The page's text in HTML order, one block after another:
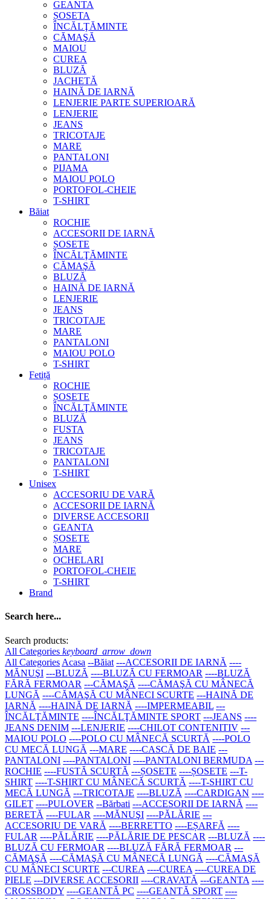
GEANTA
ȘOSETA
ÎNCĂLŢĂMINTE
CĂMAŞĂ
MAIOU
CUREA
BLUZĂ
JACHETĂ
HAINĂ DE IARNĂ
LENJERIE PARTE SUPERIOARĂ
LENJERIE
JEANS
TRICOTAJE
MARE
PANTALONI
PIJAMA
MAIOU POLO
PORTOFOL-CHEIE
T-SHIRT
Băiat
ROCHIE
ACCESORII DE IARNĂ
ȘOSETE
ÎNCĂLŢĂMINTE
CĂMAŞĂ
BLUZĂ
HAINĂ DE IARNĂ
LENJERIE
JEANS
TRICOTAJE
MARE
PANTALONI
MAIOU POLO
T-SHIRT
Fetiță
ROCHIE
ȘOSETE
ÎNCĂLŢĂMINTE
BLUZĂ
FUSTA
JEANS
TRICOTAJE
PANTALONI
T-SHIRT
Unisex
ACCESORIU DE VARĂ
ACCESORII DE IARNĂ
DIVERSE ACCESORII
GEANTA
ȘOSETE
MARE
OCHELARI
PORTOFOL-CHEIE
T-SHIRT
Brand
Search here...
Search products:
All Categories keyboard_arrow_down
All Categories Acasa --Băiat ---ACCESORII DE IARNĂ ----
MĂNUŞI ---BLUZĂ ----BLUZĂ CU FERMOAR ----BLUZĂ
FĂRĂ FERMOAR ---CĂMAŞĂ ----CĂMAŞĂ CU MÂNECĂ
LUNGĂ ----CĂMAŞĂ CU MÂNECI SCURTE ---HAINĂ DE
IARNĂ ----HAINĂ DE IARNĂ ----IMPERMEABIL ---
ÎNCĂLŢĂMINTE ----ÎNCĂLŢĂMINTE SPORT ---JEANS ----
JEANS DENIM ---LENJERIE ----CHILOT CONTENITIV ---
MAIOU POLO ----POLO CU MÂNECĂ SCURTĂ ----POLO
CU MECĂ LUNGĂ ---MARE ----CASCĂ DE BAIE ---
PANTALONI ----PANTALONI ----PANTALONI BERMUDA ---
ROCHIE ----FUSTĂ SCURTĂ ---ȘOSETE ----ȘOSETE ---T-
SHIRT ----T-SHIRT CU MÂNECĂ SCURTĂ ----T-SHIRT CU
MECĂ LUNGĂ ---TRICOTAJE ----BLUZĂ ----CARDIGAN ----
GILET ----PULOVER --Bărbati ---ACCESORII DE IARNĂ ----
BERETĂ ----FULAR ----MĂNUŞI ----PĂLĂRIE ---
ACCESORIU DE VARĂ ----BERRETTO ----EȘARFĂ ----
FULAR ----PĂLĂRIE ----PĂLĂRIE DE PESCAR ---BLUZĂ ----
BLUZĂ CU FERMOAR ----BLUZĂ FĂRĂ FERMOAR ---
CĂMAŞĂ ----CĂMAŞĂ CU MÂNECĂ LUNGĂ ----CĂMAŞĂ
CU MÂNECI SCURTE ---CUREA ----CUREA ----CUREA DE
PIELE ---DIVERSE ACCESORII ----CRAVATĂ ---GEANTA ----
CROSSBODY ----GEANTĂ PC ----GEANTĂ SPORT ----